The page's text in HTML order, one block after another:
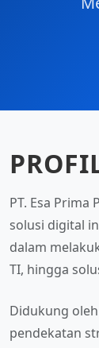
PT. Esa
solusi digital
dalam
TI, hingga
Didukung
pendekatan